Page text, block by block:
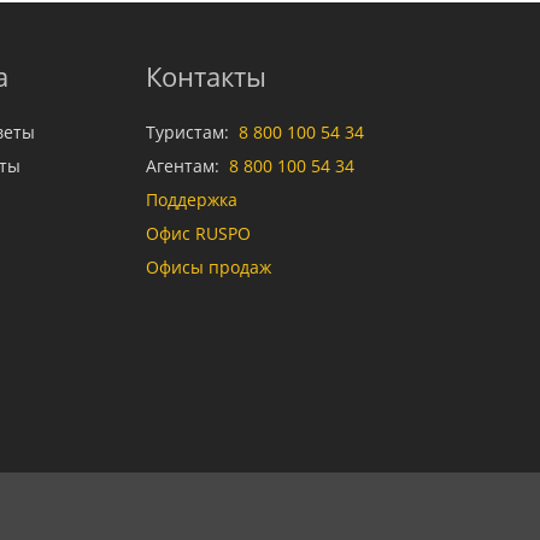
Контакты
Туристам: 8 800 100 54 34
Агентам: 8 800 100 54 34
Поддержка
Офис RUSPO
Офисы продаж